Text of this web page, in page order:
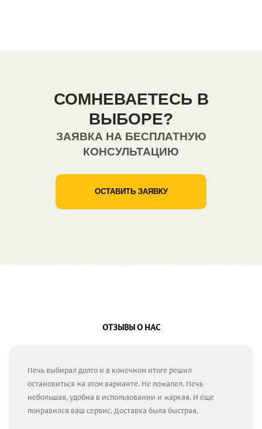
СОМНЕВАЕТЕСЬ В
ВЫБОРЕ?
ЗАЯВКА НА БЕСПЛАТНУЮ
КОНСУЛЬТАЦИЮ
ОСТАВИТЬ ЗАЯВКУ
ОТЗЫВЫ О НАС
Печь выбирал долго и в конечном итоге решил
остановиться на этом варианте. Не пожалел. Печь
небольшая, удобна в использовании и жаркая. И еще
понравился ваш сервис. Доставка была быстрая.